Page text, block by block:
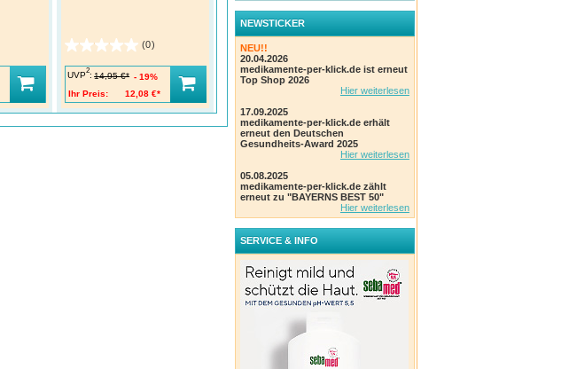
(0)
UVP
2
: 14,95 €*
Ihr Preis:
12,08 €*
19% UVP
2
: 9,90 €*
14% UVP
Ihr Preis:
NEWSTICKER
NEU!!
20.04.2026
medikamente-per-klick.de ist erneut
Top Shop 2026
Hier weiterlesen
17.09.2025
medikamente-per-klick.de erhält
erneut den Deutschen
Gesundheits-Award 2025
Hier weiterlesen
05.08.2025
medikamente-per-klick.de zählt
erneut zu "BAYERNS BEST 50"
Hier weiterlesen
SERVICE & INFO